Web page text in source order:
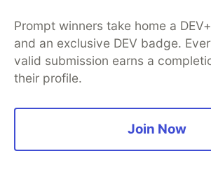
Prompt winners take home a
and an exclusive DEV badge.
valid submission earns a
their profile.
Join Now